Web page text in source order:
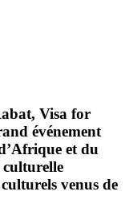
Visa for
événement
et du
venus de